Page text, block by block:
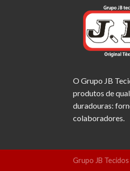
O Grupo JB
produtos de
duradouras:
colaboradores.
Grupo JB